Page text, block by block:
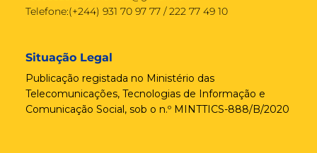
Telefone:(+244) 931 70 97 77 / 222 77 49 10
Situação Legal
Publicação registada no Ministério das
Telecomunicações, Tecnologias de Informação e
Comunicação Social, sob o n.º MINTTICS-888/B/2020